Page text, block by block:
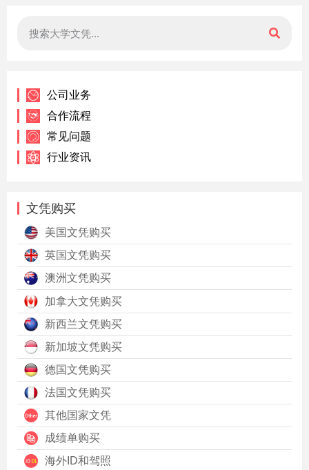
公司业务
合作流程
常见问题
行业资讯
文凭购买
美国文凭购买
英国文凭购买
澳洲文凭购买
加拿大文凭购买
新西兰文凭购买
新加坡文凭购买
德国文凭购买
法国文凭购买
其他国家文凭
成绩单购买
海外ID和驾照